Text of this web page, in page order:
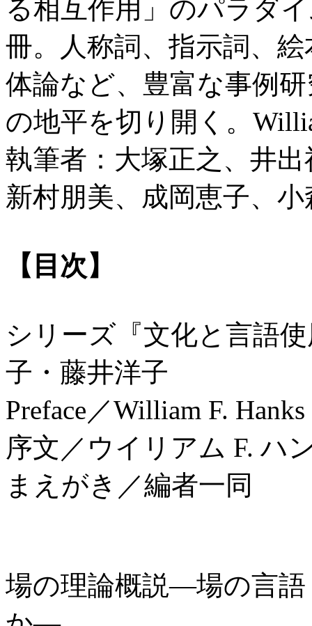
る相互作用」のパラダ
冊。人称詞、指示詞、
体論など、豊富な事例
の地平を切り開く。
執筆者：大塚正之、井
新村朋美、成岡恵子、
【目次】
シリーズ『文化と言語
子・藤井洋子
Preface／William F. Hanks
序文／ウイリアム F. ハ
まえがき／編者一同
場の理論概説―場の言